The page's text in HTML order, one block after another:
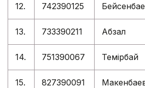
12. 742390125
13. 733390211 Абзал
14. 751390067 Темірбай
15. 827390091